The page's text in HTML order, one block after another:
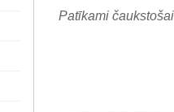
Patīkami